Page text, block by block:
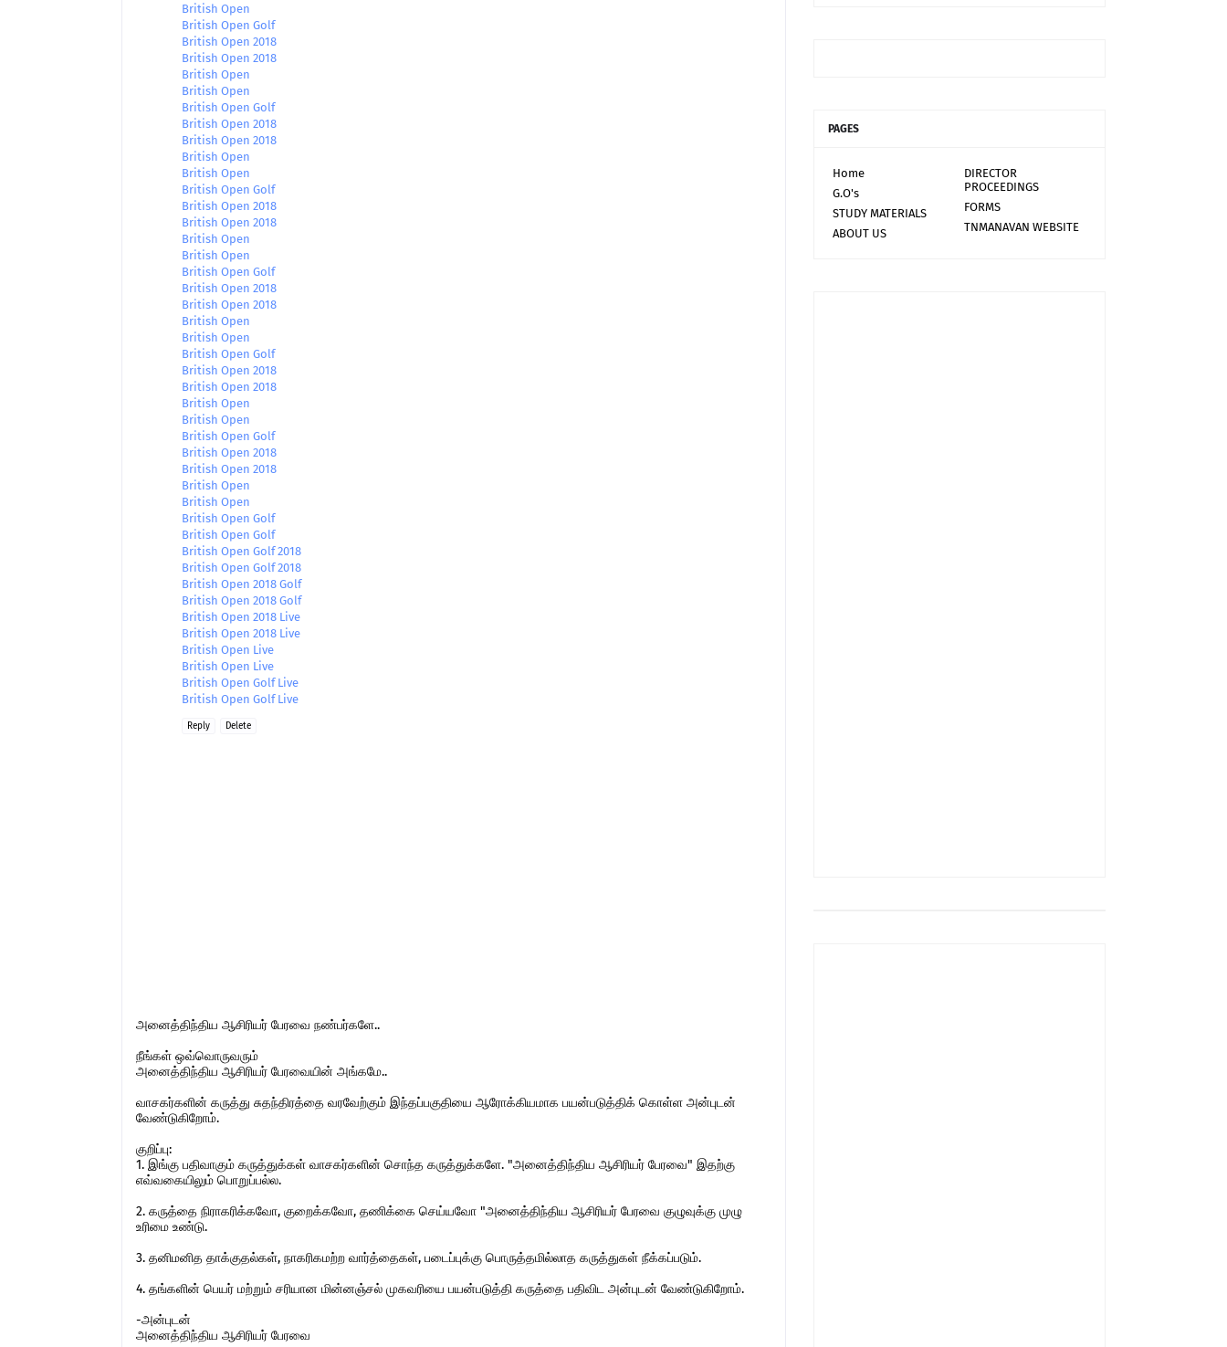
British Open
British Open Golf
British Open 2018
British Open 2018
British Open
British Open
British Open Golf
British Open 2018
British Open 2018
British Open
British Open
British Open Golf
British Open 2018
British Open 2018
British Open
British Open
British Open Golf
British Open 2018
British Open 2018
British Open
British Open
British Open Golf
British Open 2018
British Open 2018
British Open
British Open
British Open Golf
British Open 2018
British Open 2018
British Open
British Open
British Open Golf
British Open Golf
British Open Golf 2018
British Open Golf 2018
British Open 2018 Golf
British Open 2018 Golf
British Open 2018 Live
British Open 2018 Live
British Open Live
British Open Live
British Open Golf Live
British Open Golf Live
Reply Delete
அனைத்திந்திய ஆசிரியர் பேரவை நண்பர்களே..
நீங்கள் ஒவ்வொருவரும்
அனைத்திந்திய ஆசிரியர் பேரவையின் அங்கமே..
வாசகர்களின் கருத்து சுதந்திரத்தை வரவேற்கும் இந்தப்பகுதியை ஆரோக்கியமாக பயன்படுத்திக் கொள்ள அன்புடன்
வேண்டுகிறோம்.
குறிப்பு:
1. இங்கு பதிவாகும் கருத்துக்கள் வாசகர்களின் சொந்த கருத்துக்களே. "அனைத்திந்திய ஆசிரியர் பேரவை" இதற்கு
எவ்வகையிலும் பொறுப்பல்ல.
2. கருத்தை நிராகரிக்கவோ, குறைக்கவோ, தணிக்கை செய்யவோ "அனைத்திந்திய ஆசிரியர் பேரவை குழுவுக்கு முழு
உரிமை உண்டு.
3. தனிமனித தாக்குதல்கள், நாகரிகமற்ற வார்த்தைகள், படைப்புக்கு பொருத்தமில்லாத கருத்துகள் நீக்கப்படும்.
4. தங்களின் பெயர் மற்றும் சரியான மின்னஞ்சல் முகவரியை பயன்படுத்தி கருத்தை பதிவிட அன்புடன் வேண்டுகிறோம்.
-அன்புடன்
அனைத்திந்திய ஆசிரியர் பேரவை
PAGES
Home
DIRECTOR
PROCEEDINGS
G.O's
FORMS
STUDY MATERIALS
TNMANAVAN WEBSITE
ABOUT US